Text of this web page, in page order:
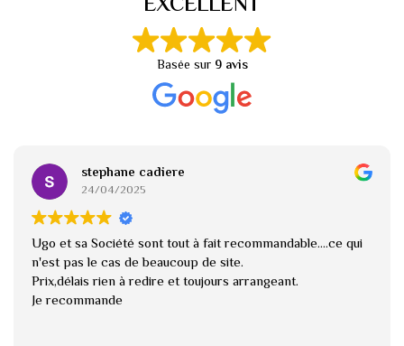
Basée sur 9 avis
stephane cadiere
24/04/2025
Ugo et sa Société sont tout à fait recommandable....ce qui
n'est pas le cas de beaucoup de site.
Prix,délais rien à redire et toujours arrangeant.
Je recommande